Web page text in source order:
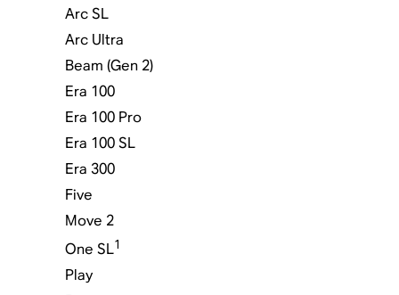
Arc SL
Arc Ultra
Beam (Gen 2)
Era 100
Era 100 Pro
Era 100 SL
Era 300
Five
Move 2
One SL1
Play